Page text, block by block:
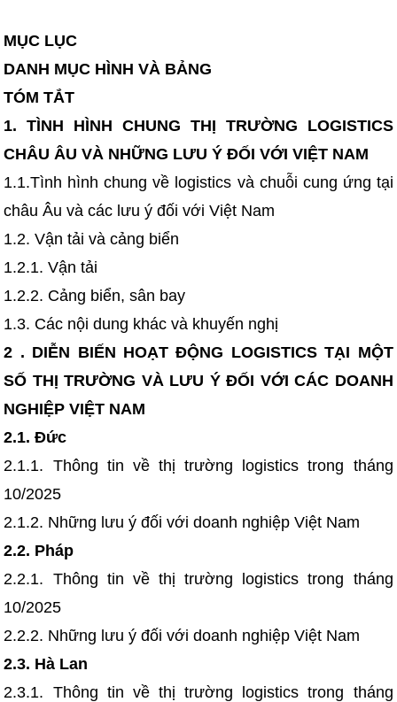
MỤC LỤC
DANH MỤC HÌNH VÀ BẢNG
TÓM TẮT
1. TÌNH HÌNH CHUNG THỊ TRƯỜNG LOGISTICS
CHÂU ÂU VÀ NHỮNG LƯU Ý ĐỐI VỚI VIỆT NAM
1.1.Tình hình chung về logistics và chuỗi cung ứng tại
châu Âu và các lưu ý đối với Việt Nam
1.2. Vận tải và cảng biển
1.2.1. Vận tải
1.2.2. Cảng biển, sân bay
1.3. Các nội dung khác và khuyến nghị
2 . DIỄN BIẾN HOẠT ĐỘNG LOGISTICS TẠI MỘT
SỐ THỊ TRƯỜNG VÀ LƯU Ý ĐỐI VỚI CÁC DOANH
NGHIỆP VIỆT NAM
2.1. Đức
2.1.1. Thông tin về thị trường logistics trong tháng
10/2025
2.1.2. Những lưu ý đối với doanh nghiệp Việt Nam
2.2. Pháp
2.2.1. Thông tin về thị trường logistics trong tháng
10/2025
2.2.2. Những lưu ý đối với doanh nghiệp Việt Nam
2.3. Hà Lan
2.3.1. Thông tin về thị trường logistics trong tháng